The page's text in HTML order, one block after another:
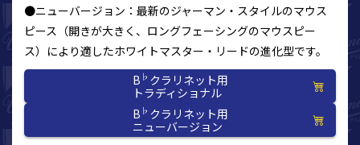
●ニューバージョン：最新のジャーマン・スタイルのマウス
ピース（開きが大きく、ロングフェーシングのマウスピー
ス）により適したホワイトマスター・リードの進化型です。
B ♭ クラリネット用
トラディショナル
B ♭ クラリネット用
ニューバージョン